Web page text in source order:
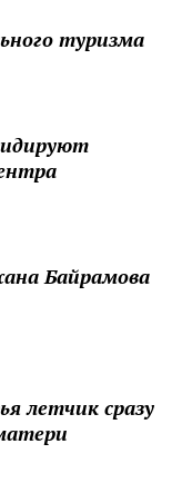
туризма
Байрамова
летчик сразу